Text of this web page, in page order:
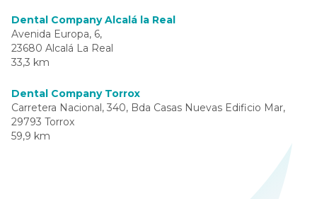
Dental Company Alcalá la Real
Avenida Europa, 6,
23680 Alcalá La Real
33,3 km
Dental Company Torrox
Carretera Nacional, 340, Bda Casas Nuevas Edificio Mar,
29793 Torrox
59,9 km